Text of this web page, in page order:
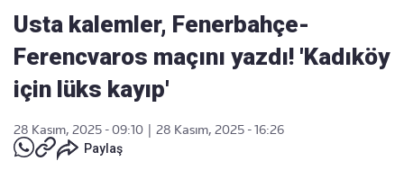
Usta kalemler, Fenerbahçe-
Ferencvaros maçını yazdı! 'Kadıköy
için lüks kayıp'
28 Kasım, 2025 - 09:10
28 Kasım, 2025 - 16:26
Paylaş